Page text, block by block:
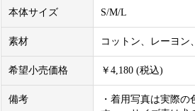
※こちらの商品は、gelato piqueのサイズ規
とのサイズ規格は異なりますので、必ず商
※商品に同封されますサイズ表は洋服の実
は異なります。
本体サイズ S/M/L
素材 コットン、レーヨン
希望小売価格 ￥4,180 (税込)
備考
・着用写真は実際